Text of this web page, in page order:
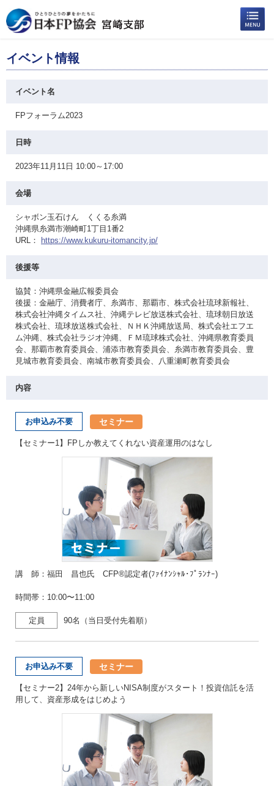
イベント情報
イベント名
FPフォーラム2023
日時
2023年11月11日 10:00～17:00
会場
シャボン玉石けん くくる糸満
沖縄県糸満市潮崎町1丁目1番2
URL：
https://www.kukuru-itomancity.jp/
後援等
協賛：沖縄県金融広報委員会
後援：金融庁、消費者庁、糸満市、那覇市、株式会社琉球新報社、
株式会社沖縄タイムス社、沖縄テレビ放送株式会社、琉球朝日放送
株式会社、琉球放送株式会社、ＮＨＫ沖縄放送局、株式会社エフエ
ム沖縄、株式会社ラジオ沖縄、ＦＭ琉球株式会社、沖縄県教育委員
会、那覇市教育委員会、浦添市教育委員会、糸満市教育委員会、豊
見城市教育委員会、南城市教育委員会、八重瀬町教育委員会
内容
お申込み不要 セミナー
【セミナー1】FPしか教えてくれない資産運用のはなし
講 師：福田 昌也氏 CFP®認定者(ﾌｧｲﾅﾝｼｬﾙ･ﾌﾟﾗﾝﾅｰ)
時間帯：10:00〜11:00
定員 90名（当日受付先着順）
お申込み不要 セミナー
【セミナー2】24年から新しいNISA制度がスタート！投資信託を活
用して、資産形成をはじめよう